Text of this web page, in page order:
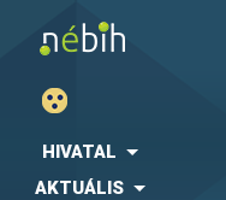
HIVATAL
AKTUÁLIS